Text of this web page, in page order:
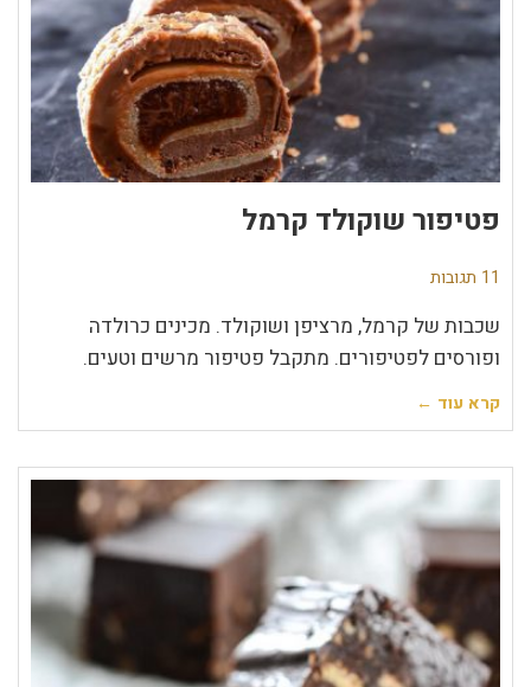
פטיפור שוקולד קרמל
11 תגובות
שכבות של קרמל, מרציפן ושוקולד. מכינים כרולדה
ופורסים לפטיפורים. מתקבל פטיפור מרשים וטעים.
קרא עוד ←